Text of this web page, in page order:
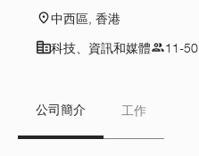
中西區, 香港
科技、資訊和媒體
11-50
公司簡介 工作